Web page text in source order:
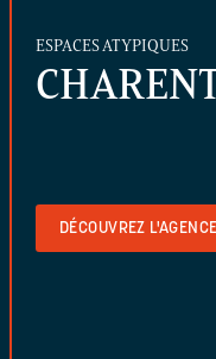
ESPACES ATYPIQUES
DÉCOUVREZ L'AGENCE